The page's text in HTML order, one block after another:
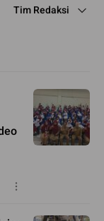
Tim Redaksi